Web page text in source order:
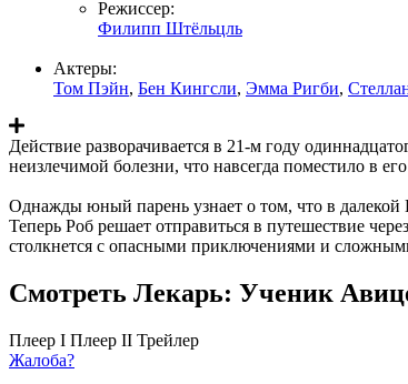
Режиссер:
Филипп Штёльцль
Актеры:
Том Пэйн, Бен Кингсли, Эмма Ригби,
Действие разворачивается в 21-м году
неизлечимой болезни, что навсегда поместило в
Однажды юный парень узнает о том, что в
Теперь Роб решает отправиться в путешествие
столкнется с опасными приключениями и
Смотреть Лекарь: Ученик
Плеер I Плеер II Трейлер
Жалоба?